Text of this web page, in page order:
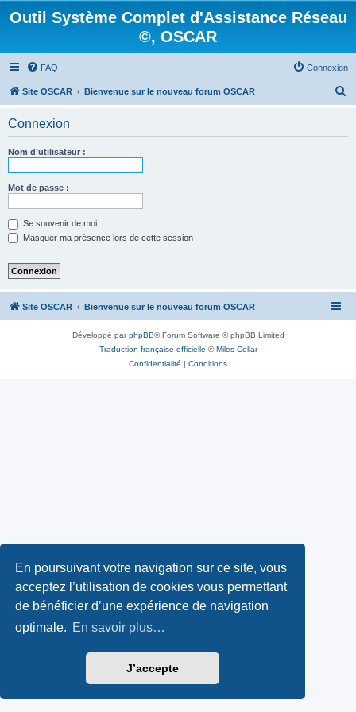
En poursuivant votre navigation sur ce site, vous
acceptez l’utilisation de cookies vous permettant
de bénéficier d’une expérience de navigation
optimale. En savoir plus…
J’accepte
Outil Système Complet d'Assistance Réseau
©, OSCAR
FAQ Connexion
Site OSCAR Bienvenue sur le nouveau forum OSCAR
Connexion
Nom d’utilisateur :
Mot de passe :
Se souvenir de moi
Masquer ma présence lors de cette session
Site OSCAR Bienvenue sur le nouveau forum OSCAR
Développé parphpBB® Forum Software © phpBB Limited
Traduction française officielle ©Miles Cellar
Confidentialité | Conditions